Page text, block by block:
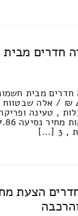
חדרים
חדרים מבית
הצעת